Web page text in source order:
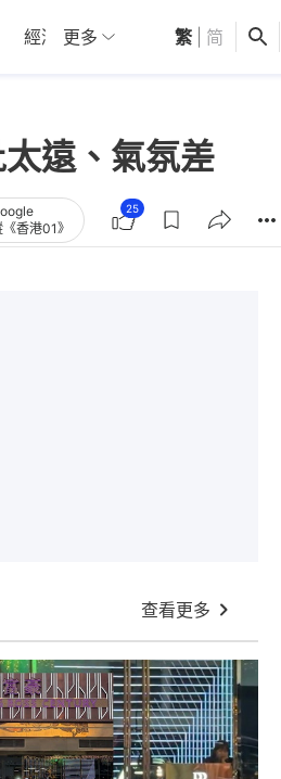
經濟 01深圳 觀點 健康
更多 繁 简
遠、氣氛差
香港01》
25
查看更多